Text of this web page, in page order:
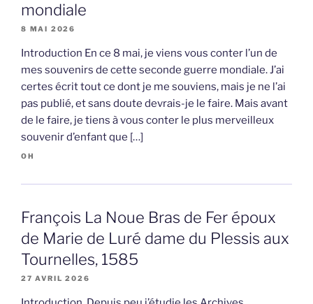
mondiale
8 MAI 2026
Introduction En ce 8 mai, je viens vous conter l’un de
mes souvenirs de cette seconde guerre mondiale. J’ai
certes écrit tout ce dont je me souviens, mais je ne l’ai
pas publié, et sans doute devrais-je le faire. Mais avant
de le faire, je tiens à vous conter le plus merveilleux
souvenir d’enfant que […]
OH
François La Noue Bras de Fer époux
de Marie de Luré dame du Plessis aux
Tournelles, 1585
27 AVRIL 2026